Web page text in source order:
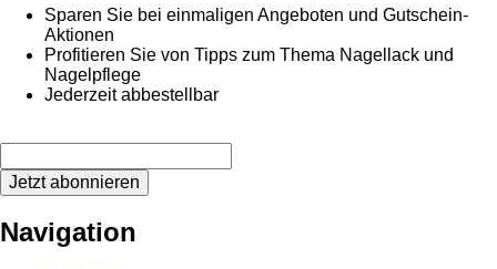
Sparen Sie bei einmaligen Angeboten und Gutschein-
Aktionen
Profitieren Sie von Tipps zum Thema Nagellack und
Nagelpflege
Jederzeit abbestellbar
Jetzt abonnieren
Navigation